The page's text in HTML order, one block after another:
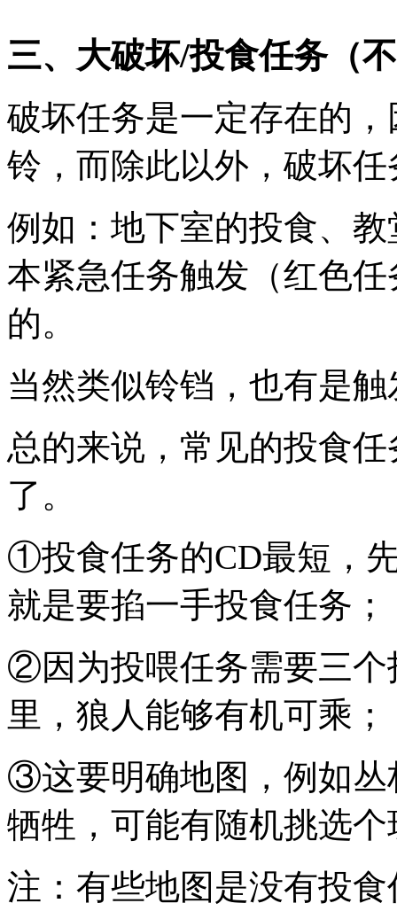
三、大破坏/投食任务（
破坏任务是一定存在的
铃，而除此以外，破坏
例如：地下室的投食、
本紧急任务触发（红色
的。
当然类似铃铛，也有是
总的来说，常见的投食
了。
①投食任务的CD最短，
就是要掐一手投食任务；
②因为投喂任务需要三个
里，狼人能够有机可乘；
③这要明确地图，例如丛
牺牲，可能有随机挑选
注：有些地图是没有投